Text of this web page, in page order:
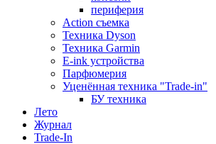
периферия
Action съемка
Техника Dyson
Техника Garmin
E-ink устройства
Парфюмерия
Уценённая техника "Trade-in"
БУ техника
Лето
Журнал
Trade-In